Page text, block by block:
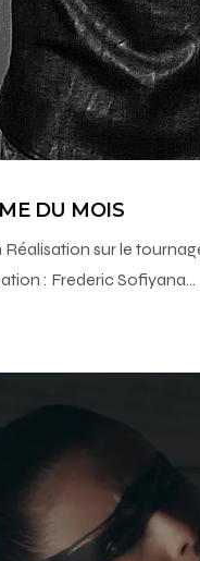
DU MOIS
sur le
: Frederic Sofiyana…